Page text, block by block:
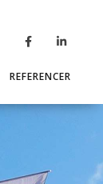
REFERENCER